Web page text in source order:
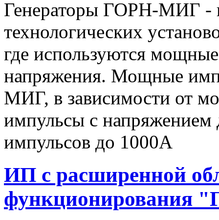
Генераторы ГОРН-МИГ -
технологических
где используются
напряжения. Мощные
МИГ, в зависимости от
импульсы c
импульсов до 1000А
ИП с расширенной
функционирования